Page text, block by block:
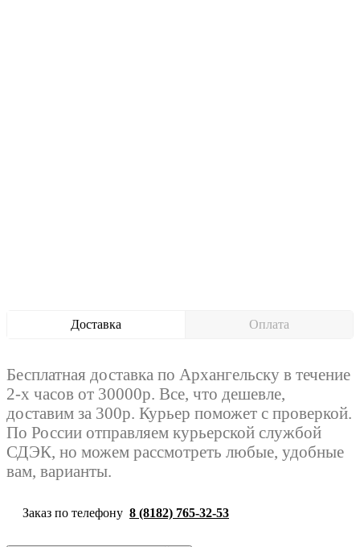
Доставка Оплата
Бесплатная доставка по Архангельску в течение
2-х часов от 30000р. Все, что дешевле,
доставим за 300р. Курьер поможет с проверкой.
По России отправляем курьерской службой
СДЭК, но можем рассмотреть любые, удобные
вам, варианты.
Заказ по телефону 8 (8182) 765-32-53